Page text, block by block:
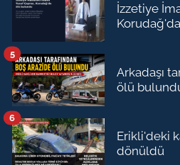
İzzetiye
Arkadaşı
ölü
5
Erikli'deki
dönüldü
6